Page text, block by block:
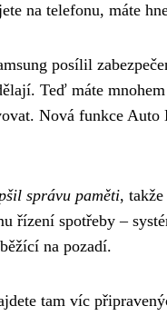
na telefonu, máte
posílil
Teď máte
Nová funkce
správu paměti,
spotřeby –
na pozadí.
tam víc